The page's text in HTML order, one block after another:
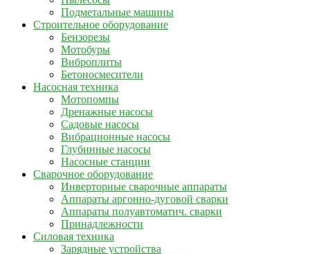
Подметальные машины
Строительное оборудование
Бензорезы
Мотобуры
Виброплиты
Бетоносмесители
Насосная техника
Мотопомпы
Дренажные насосы
Садовые насосы
Вибрационные насосы
Глубинные насосы
Насосные станции
Сварочное оборудование
Инверторные сварочные аппараты
Аппараты аргонно-дуговой сварки
Аппараты полуавтоматич. сварки
Принадлежности
Силовая техника
Зарядные устройства